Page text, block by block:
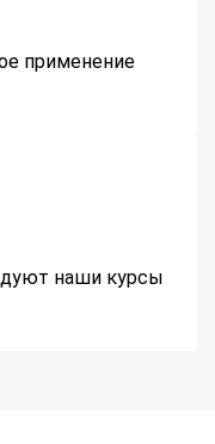
применение
наши курсы